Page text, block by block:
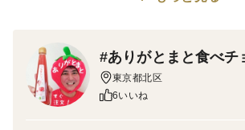
含む） ありがとまと！
※郵便ポスト入れとなります。対面受
産直のススメ！スーパーなどでトマト
るある？残念だったこと。
#ありがとまと食べチ
東京都北区
6いいね